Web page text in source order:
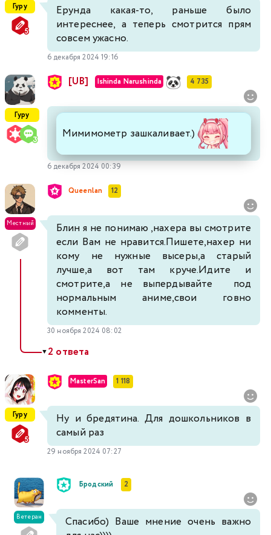
Гуру
Ерунда какая-то, раньше было
интереснее, а теперь смотрится прям
совсем ужасно.
6 декабря 2024 19:16
Гуру
[UB] Ishinda Narushinda 4 735
Мимимометр зашкаливает.)
6 декабря 2024 00:39
Местный
Queenlan 12
Блин я не понимаю ,нахера вы смотрите
если Вам не нравится.Пишете,нахер ни
кому не нужные высеры,а старый
лучше,а вот там круче.Идите и
смотрите,а не выпердывайте под
нормальным аниме,свои говно
комменты.
30 ноября 2024 08:02
▼2 ответа
Гуру
MasterSan 1 118
Ну и бредятина. Для дошкольников в
самый раз
29 ноября 2024 07:27
Ветеран
Бродский 2
Спасибо) Ваше мнение очень важно